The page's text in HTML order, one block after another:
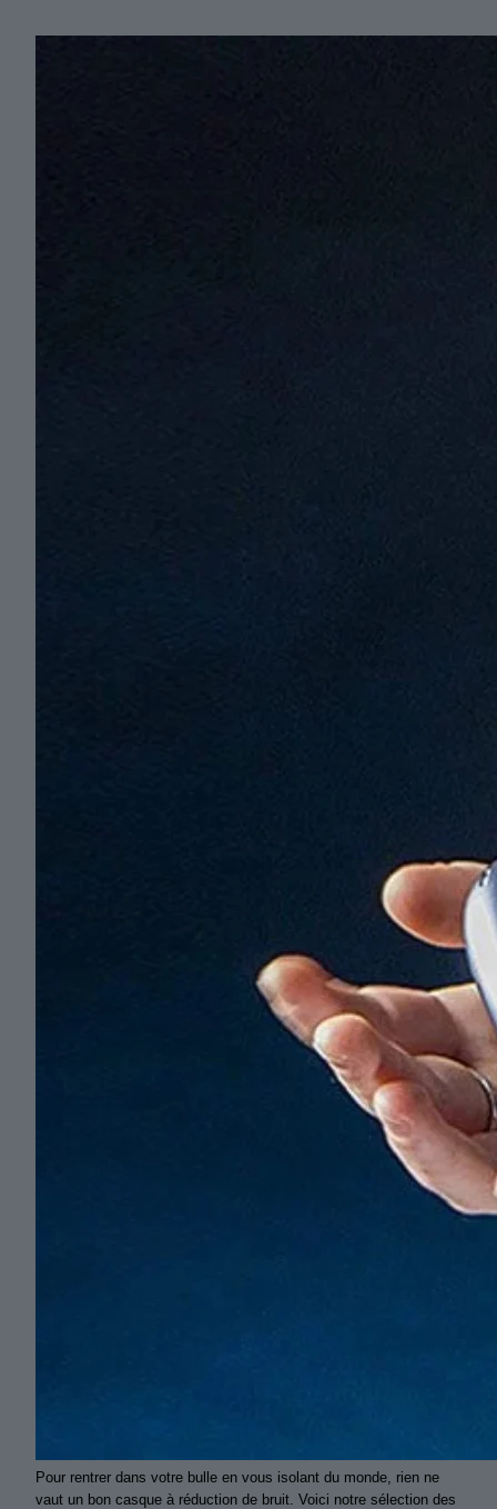
Pour rentrer dans votre bulle en vous isolant du monde, rien ne
vaut un bon casque à réduction de bruit. Voici notre sélection des